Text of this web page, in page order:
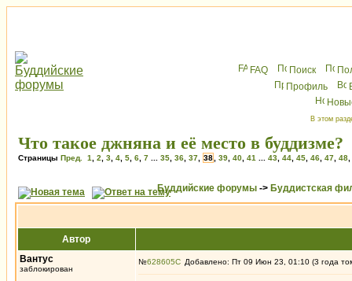
FAQ Поиск
Профиль
В этом
Что такое джняна и её место в буддизме?
Страницы Пред. 1 2 3 4 5 6 7 35 36 37 38 39 40 41 43 44 45 46 47 48
Буддийские форумы -> Буддистская
Автор
Вантус
заблокирован
№628605 Добавлено: Пт 09 Июн 23, 01:10 (3 года